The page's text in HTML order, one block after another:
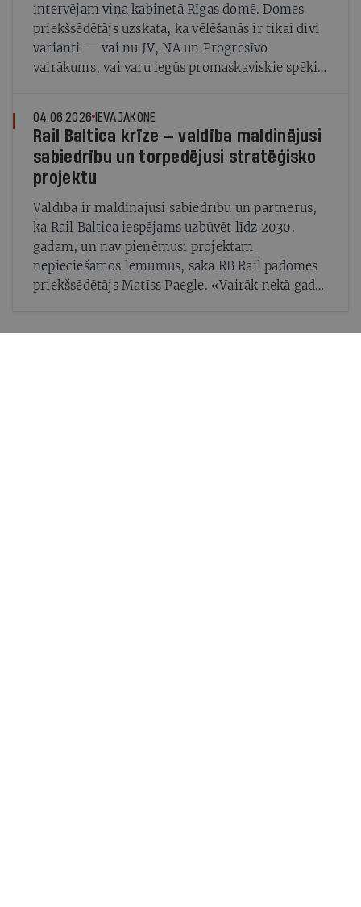
intervējam viņa kabinetā Rīgas domē. Domes
priekšsēdētājs uzskata, ka vēlēšanās ir tikai divi
varianti — vai nu JV, NA un Progresīvo
vairākums, vai varu iegūs promaskaviskie spēki
04.06.2026 IEVA JAKONE
Rail Baltica krīze — valdība maldinājusi
sabiedrību un torpedējusi stratēģisko
projektu
Valdība ir maldinājusi sabiedrību un partnerus,
ka Rail Baltica iespējams uzbūvēt līdz 2030.
gadam, un nav pieņēmusi projektam
nepieciešamos lēmumus, saka RB Rail padomes
priekšsēdētājs Matīss Paegle. «Vairāk nekā gadu